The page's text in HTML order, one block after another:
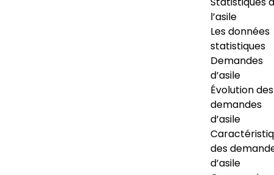
l’asile
Les données
statistiques
Demandes
d’asile
Évolution des
demandes
d’asile
des
d’asile